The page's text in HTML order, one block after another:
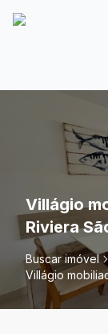
Villágio
Riviera
Buscar imóvel
Villágio